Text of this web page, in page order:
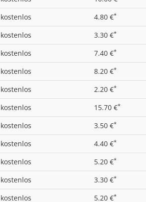
kostenlos 4.80 €*
kostenlos 3.30 €*
kostenlos 7.40 €*
kostenlos 8.20 €*
kostenlos 2.20 €*
kostenlos 15.70 €*
kostenlos 3.50 €*
kostenlos 4.40 €*
kostenlos 5.20 €*
kostenlos 3.30 €*
kostenlos 5.20 €*